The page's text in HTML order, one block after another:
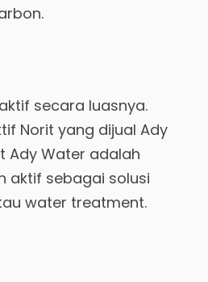
secara luasnya.
Norit yang dijual Ady
Ady Water adalah
aktif sebagai solusi
water treatment.